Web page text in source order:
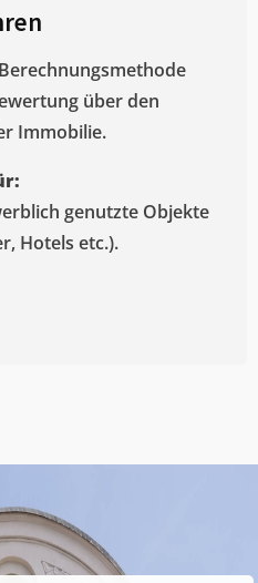
über den
Immobilie.
genutzte Objekte
Hotels etc.).